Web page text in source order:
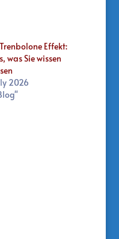
Effekt:
was Sie wissen
2026